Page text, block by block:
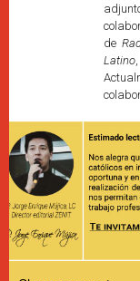
de
Latino